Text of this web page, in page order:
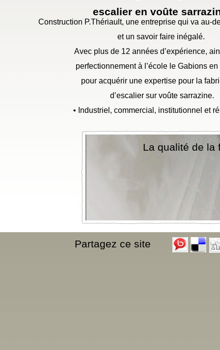
La qualité de la
escalier en voûte
Construction P.Thériault, une entreprise qui va au-
et un savoir faire inégalé.
Avec plus de 12 années d’expérience,
perfectionnement à l’école le Gabions en
pour acquérir une expertise pour la
d’escalier sur voûte sarrazine.
• Industriel, commercial, institutionnel et
Partagez ce site